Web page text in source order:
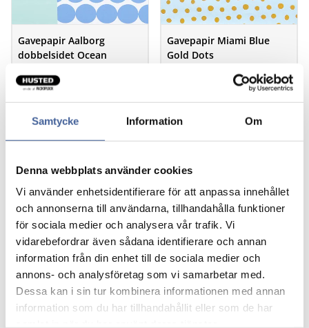
Samtycke Information Om
Denna webbplats använder cookies
Vi använder enhetsidentifierare för att anpassa innehållet
och annonserna till användarna, tillhandahålla funktioner
för sociala medier och analysera vår trafik. Vi
vidarebefordrar även sådana identifierare och annan
information från din enhet till de sociala medier och
annons- och analysföretag som vi samarbetar med.
Dessa kan i sin tur kombinera informationen med annan
information som du har tillhandahållit eller som de har
Gavepapir Aalborg
dobbelsidet Ocean
Gavepapir Miami Blue
Gold Dots
Gavepapir Marin Blue-
blue
Gavepapir Navy Thin
Stripes